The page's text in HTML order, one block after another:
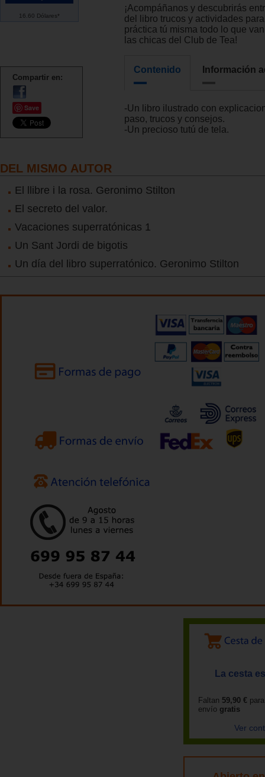
16.60 Dólares*
Compartir en:
Save
¡Acompáñanos y descubrirás
del libro trucos y actividades
práctica tú misma todo lo que
las chicas del Club de Tea!
Contenido Información
-Un libro ilustrado con
paso, trucos y consejos.
-Un precioso tutú de tela.
DEL MISMO AUTOR
El llibre i la rosa. Geronimo Stilton
El secreto del valor.
Vacaciones superratónicas 1
Un Sant Jordi de bigotis
Un día del libro superratónico. Geronimo Stilton
La cesta
Faltan 59,90 €
envío gratis
Ver